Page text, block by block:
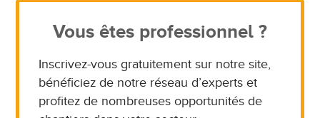
Vous êtes professionnel ?
Inscrivez-vous gratuitement sur notre site,
bénéficiez de notre réseau d’experts et
profitez de nombreuses opportunités de